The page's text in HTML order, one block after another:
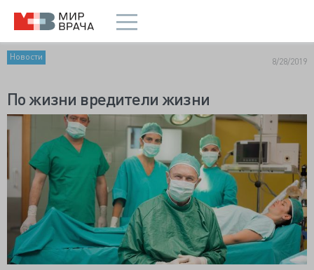
Новости 8/28/2019
По жизни вредители жизни